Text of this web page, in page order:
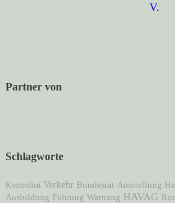
Partner von
Schlagworte
Kontrollen Verkehr Bundesrat Ausstellung
Ausbildung Führung Warnung HAVAG